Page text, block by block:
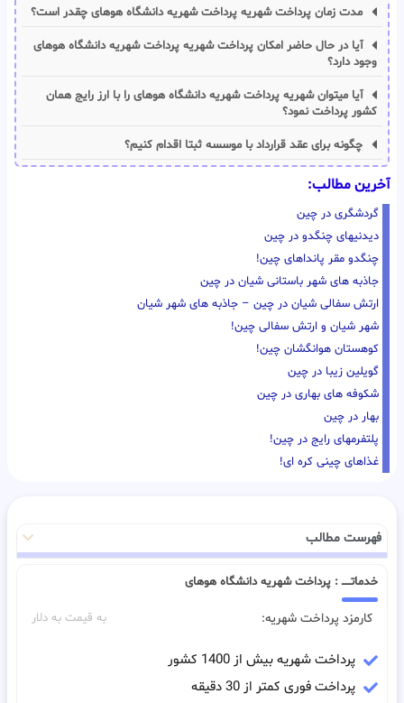
مدت زمان پرداخت شهریه پرداخت شهریه دانشگاه هوهای چقدر است؟
آیا در حال حاضر امکان پرداخت شهریه پرداخت شهریه دانشگاه هوهای
وجود دارد؟
آیا میتوان شهریه پرداخت شهریه دانشگاه هوهای را با ارز رایج همان
کشور پرداخت نمود؟
چگونه برای عقد قرارداد با موسسه ثبتا اقدام کنیم؟
آخرین مطالب:
گردشگری در چین
دیدنیهای چنگدو در چین
چنگدو مقر پانداهای چین!
جاذبه های شهر باستانی شیان در چین
ارتش سفالی شیان در چین – جاذبه های شهر شیان
شهر شیان و ارتش سفالی چین!
کوهستان هوانگشان چین!
گویلین زیبا در چین
شکوفه های بهاری در چین
بهار در چین
پلتفرمهای رایج در چین!
غذاهای چینی کره ای!
فهرست مطالب
خدماتـــــ : پرداخت شهریه دانشگاه هوهای
کارمزد پرداخت شهریه: به قیمت به دلار
پرداخت شهریه بیش از 1400 کشور
پرداخت فوری کمتر از 30 دقیقه